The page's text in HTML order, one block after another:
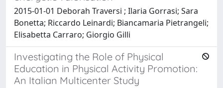
2015-01-01 Deborah Traversi ; Ilaria Gorrasi; Sara
Bonetta; Riccardo Leinardi; Biancamaria Pietrangeli;
Elisabetta Carraro; Giorgio Gilli
Investigating the Role of Physical
Education in Physical Activity Promotion:
An Italian Multicenter Study